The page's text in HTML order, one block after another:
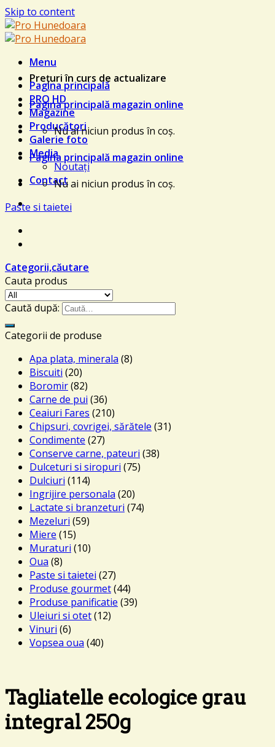
Skip to content
Menu
Pagina principală
PRO HD
Magazine
Producători
Galerie foto
Media
Noutați
Contact
Prețuri în curs de actualizare
Pagina principală magazin online
Nu ai niciun produs în coș.
Pagina principală magazin online
Nu ai niciun produs în coș.
Paste si taietei
Categorii,căutare
Cauta produs
Caută după:
Categorii de produse
Apa plata, minerala (8)
Biscuiti (20)
Boromir(82)
Carne de pui (36)
Ceaiuri Fares (210)
Chipsuri, covrigei, sărătele (31)
Condimente (27)
Conserve carne, pateuri (38)
Dulceturi si siropuri (75)
Dulciuri (114)
Ingrijire personala (20)
Lactate si branzeturi (74)
Mezeluri (59)
Miere (15)
Muraturi (10)
Oua (8)
Paste si taietei (27)
Produse gourmet(44)
Produse panificatie (39)
Uleiuri si otet(12)
Vinuri (6)
Vopsea oua (40)
Tagliatelle ecologice grau
integral 250g